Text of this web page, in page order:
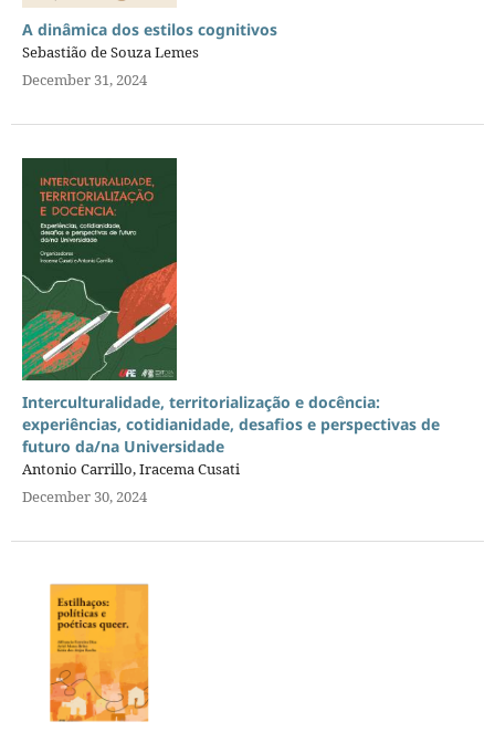
A dinâmica dos estilos cognitivos
Sebastião de Souza Lemes
December 31, 2024
Interculturalidade, territorialização e docência:
experiências, cotidianidade, desafios e perspectivas de
futuro da/na Universidade
Antonio Carrillo, Iracema Cusati
December 30, 2024